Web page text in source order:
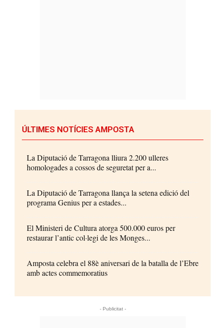
ÚLTIMES NOTÍCIES AMPOSTA
La Diputació de Tarragona lliura 2.200 ulleres
homologades a cossos de seguretat per a...
La Diputació de Tarragona llança la setena edició del
programa Genius per a estades...
El Ministeri de Cultura atorga 500.000 euros per
restaurar l’antic col·legi de les Monges...
Amposta celebra el 88è aniversari de la batalla de l’Ebre
amb actes commemoratius
- Publicitat -